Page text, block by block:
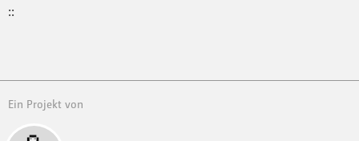
::
Ein Projekt von